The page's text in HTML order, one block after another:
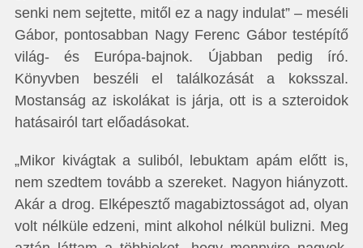
senki nem sejtette, mitől ez a nagy indulat” – meséli
Gábor, pontosabban Nagy Ferenc Gábor testépítő
világ- és Európa-bajnok. Újabban pedig író.
Könyvben beszéli el találkozását a koksszal.
Mostanság az iskolákat is járja, ott is a szteroidok
hatásairól tart előadásokat.
„Mikor kivágtak a suliból, lebuktam apám előtt is,
nem szedtem tovább a szereket. Nagyon hiányzott.
Akár a drog. Elképesztő magabiztosságot ad, olyan
volt nélküle edzeni, mint alkohol nélkül bulizni. Meg